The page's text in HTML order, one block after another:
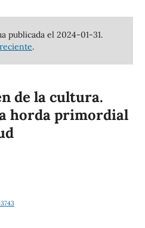
publicada el 2024-01-31.
.
de la cultura.
horda primordial